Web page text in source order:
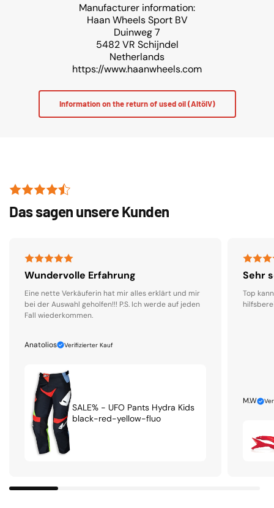
Manufacturer information:
Haan Wheels Sport BV
Duinweg 7
5482 VR Schijndel
Netherlands
https://www.haanwheels.com
Information on the return of used oil (AltölV)
Das sagen unsere Kunden
Wundervolle Erfahrung
Eine nette Verkäuferin hat mir alles erklärt und mir
bei der Auswahl geholfen!!! P.S. Ich werde auf jeden
Fall wiederkommen.
Anatolios Verifizierter Kauf
SALE% - UFO Pants Hydra Kids
black-red-yellow-fluo
Sehr
Top
M.W